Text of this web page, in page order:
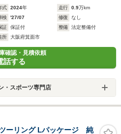
式 2024年 走行 0.9万km
検
'27/07 修復
なし
証
保証付 整備
法定整備付
所
大阪府箕面市
確認・見積依頼
話する
・スポーツ専門店
ーリング Lパッケージ 純